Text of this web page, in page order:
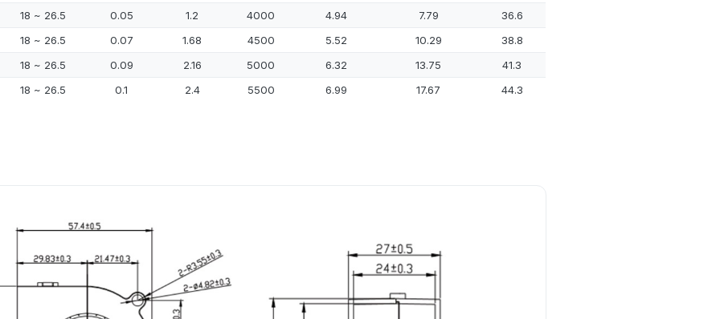
18 ~ 26.5
0.05 1.2 4000 4.94 7.79
36.6
18 ~ 26.5
0.07 1.68 4500 5.52 10.29
38.8
18 ~ 26.5
0.09 2.16 5000 6.32 13.75
41.3
18 ~ 26.5
0.1 2.4 5500 6.99 17.67 44.3